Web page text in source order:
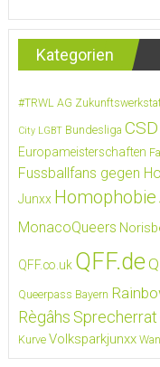
Kategorien
#TRWL AG
City LGBT Bundesliga CSD
Europameisterschaften
Fussballfans gegen
Junxx Homophobie
MonacoQueers
QFF.co.uk QFF.de
Queerpass Bayern
Règâhs Sprecherrat
Kurve Volksparkjunxx